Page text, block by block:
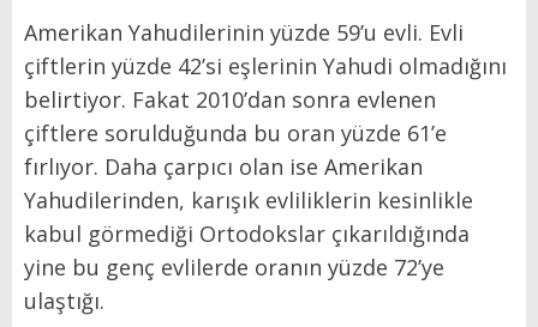
Amerikan Yahudilerinin yüzde 59’u evli. Evli
çiftlerin yüzde 42’si eşlerinin Yahudi olmadığını
belirtiyor. Fakat 2010’dan sonra evlenen
çiftlere sorulduğunda bu oran yüzde 61’e
fırlıyor. Daha çarpıcı olan ise Amerikan
Yahudilerinden, karışık evliliklerin kesinlikle
kabul görmediği Ortodokslar çıkarıldığında
yine bu genç evlilerde oranın yüzde 72’ye
ulaştığı.